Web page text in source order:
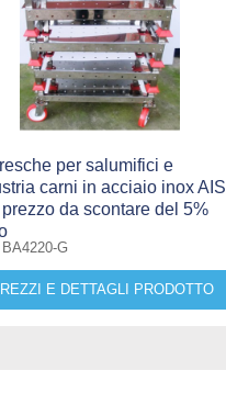
per salumifici e
carni in acciaio inox AISI
da scontare del 5%
G
E DETTAGLI PRODOTTO